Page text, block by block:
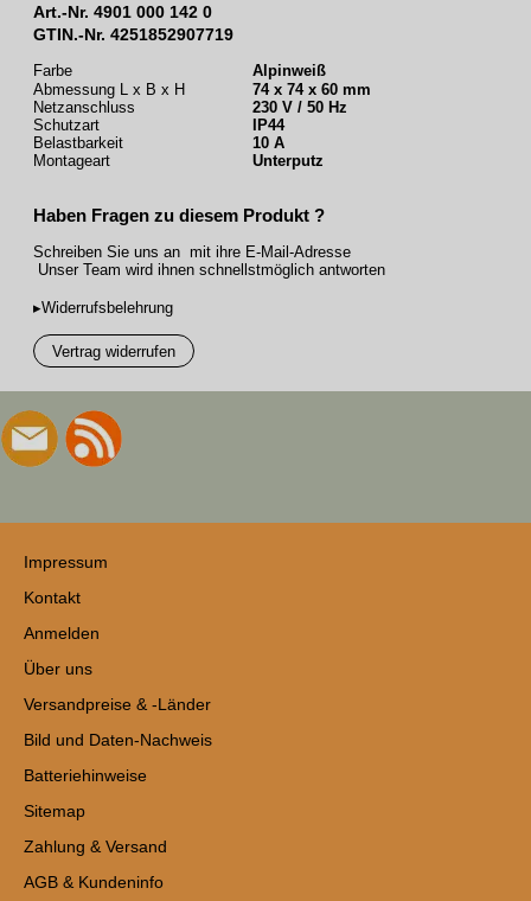
Art.-Nr. 4901 000 142 0
GTIN.-Nr. 4251852907719
Farbe
Alpinweiß
Abmessung L x B x H
74 x 74 x 60 mm
Netzanschluss
230 V / 50 Hz
Schutzart
IP44
Belastbarkeit
10 A
Montageart
Unterputz
Haben Fragen zu diesem Produkt ?
Schreiben Sie uns an mit ihre E-Mail-Adresse
Unser Team wird ihnen schnellstmöglich antworten
▸Widerrufsbelehrung
Vertrag widerrufen
Impressum
Kontakt
Anmelden
Über uns
Versandpreise & -Länder
Bild und Daten-Nachweis
Batteriehinweise
Sitemap
Zahlung & Versand
AGB & Kundeninfo